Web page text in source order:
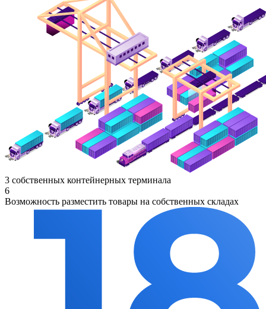
3 собственных контейнерных терминала
6
Возможность разместить товары на собственных складах